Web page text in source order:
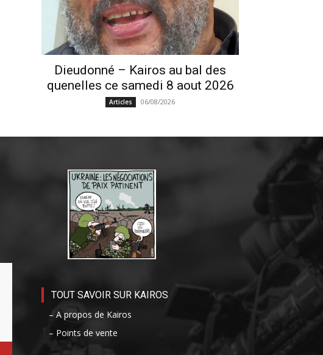
Dieudonné – Kairos au bal des
quenelles ce samedi 8 aout 2026
Articles 06/08/2026
TOUT SAVOIR SUR KAIROS
– A propos de Kairos
– Points de vente